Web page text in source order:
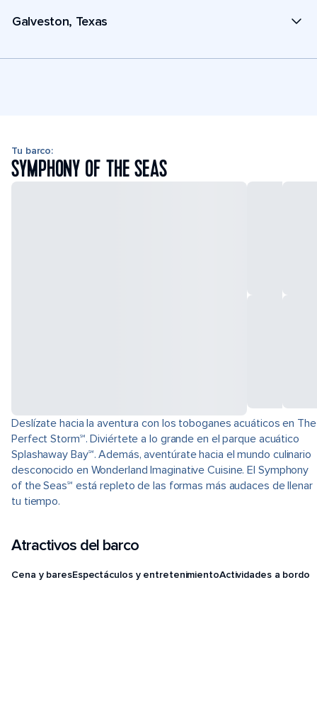
Galveston, Texas
Tu barco:
SYMPHONY OF THE SEAS
Deslízate hacia la aventura con los toboganes acuáticos en The
Perfect Storm℠. Diviértete a lo grande en el parque acuático
Splashaway Bay℠. Además, aventúrate hacia el mundo culinario
desconocido en Wonderland Imaginative Cuisine. El Symphony
of the Seas℠ está repleto de las formas más audaces de llenar
tu tiempo.
Atractivos del barco
Cena y baresEspectáculos y entretenimientoActividades a bordo